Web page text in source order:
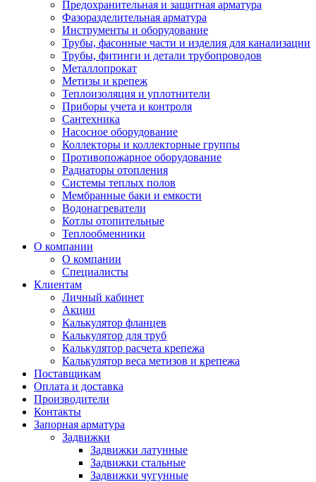
Предохранительная и защитная арматура
Фазоразделительная арматура
Инструменты и оборудование
Трубы, фасонные части и изделия для канализации
Трубы, фитинги и детали трубопроводов
Металлопрокат
Метизы и крепеж
Теплоизоляция и уплотнители
Приборы учета и контроля
Сантехника
Насосное оборудование
Коллекторы и коллекторные группы
Противопожарное оборудование
Радиаторы отопления
Системы теплых полов
Мембранные баки и емкости
Водонагреватели
Котлы отопительные
Теплообменники
О компании
О компании
Специалисты
Клиентам
Личный кабинет
Акции
Калькулятор фланцев
Калькулятор для труб
Калькулятор расчета крепежа
Калькулятор веса метизов и крепежа
Поставщикам
Оплата и доставка
Производители
Контакты
Запорная арматура
Задвижки
Задвижки латунные
Задвижки стальные
Задвижки чугунные